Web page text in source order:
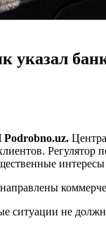
указал
Регулятор
ситуации не